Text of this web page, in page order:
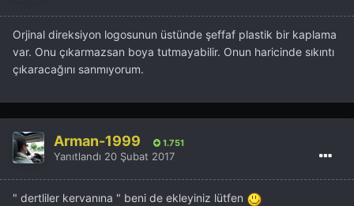
Orjinal direksiyon logosunun üstünde şeffaf plastik bir kaplama
var. Onu çıkarmazsan boya tutmayabilir. Onun haricinde sıkıntı
çıkaracağını sanmıyorum.
Arman-1999 1.751
Yanıtlandı 20 Şubat 2017
" dertliler kervanına " beni de ekleyiniz lütfen